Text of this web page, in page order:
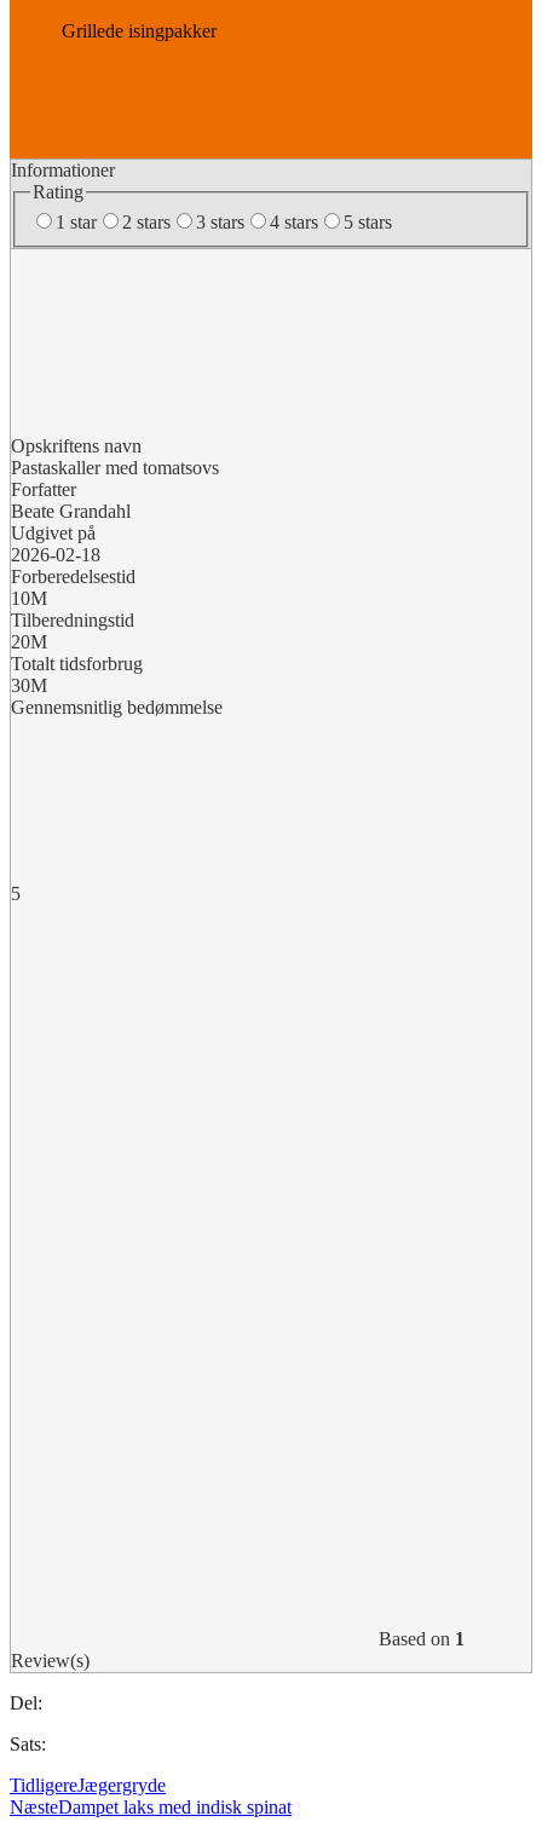
Grillede isingpakker
Informationer
Rating
1 star
2 stars 3 stars 4 stars 5 stars
Opskriftens navn
Pastaskaller med tomatsovs
Forfatter
Beate Grandahl
Udgivet på
2026-02-18
Forberedelsestid
10M
Tilberedningstid
20M
Totalt tidsforbrug
30M
Gennemsnitlig bedømmelse
5
Based on 1
Review(s)
Del:
Sats:
TidligereJægergryde
NæsteDampet laks med indisk spinat